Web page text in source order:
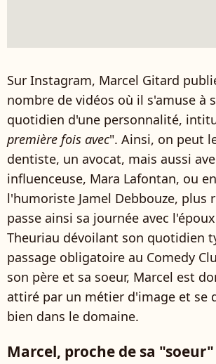
Sur Instagram, Marcel Gitard
nombre de vidéos où il s'amuse à
quotidien d'une personnalité,
première fois avec". Ainsi, on peut
dentiste, un avocat, mais aussi
influenceuse, Mara Lafontan, ou
l'humoriste Jamel Debbouze, plus
passe ainsi sa journée avec
Theuriau dévoilant son quotidien
passage obligatoire au Comedy
son père et sa soeur, Marcel est
attiré par un métier d'image et se
bien dans le domaine.
Marcel, proche de sa